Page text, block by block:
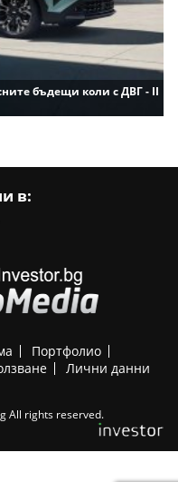
бъдещи коли с ДВГ - II
в:
Портфолио
Лични данни
All rights reserved.